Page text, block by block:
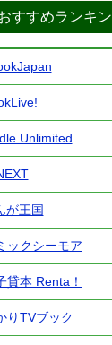
すすめランキ
Unlimited
が王国
ックシーモア
貸本 Renta！
りTVブック